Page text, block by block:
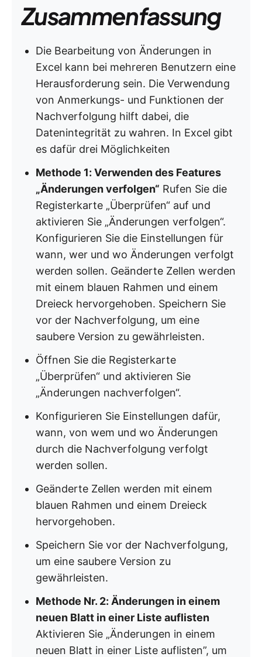
Zusammenfassung
Die Bearbeitung von Änderungen in
Excel kann bei mehreren Benutzern eine
Herausforderung sein. Die Verwendung
von Anmerkungs- und Funktionen der
Nachverfolgung hilft dabei, die
Datenintegrität zu wahren. In Excel gibt
es dafür drei Möglichkeiten
Methode 1: Verwenden des Features
„Änderungen verfolgen“ Rufen Sie die
Registerkarte „Überprüfen“ auf und
aktivieren Sie „Änderungen verfolgen“.
Konfigurieren Sie die Einstellungen für
wann, wer und wo Änderungen verfolgt
werden sollen. Geänderte Zellen werden
mit einem blauen Rahmen und einem
Dreieck hervorgehoben. Speichern Sie
vor der Nachverfolgung, um eine
saubere Version zu gewährleisten.
Öffnen Sie die Registerkarte
„Überprüfen“ und aktivieren Sie
„Änderungen nachverfolgen“.
Konfigurieren Sie Einstellungen dafür,
wann, von wem und wo Änderungen
durch die Nachverfolgung verfolgt
werden sollen.
Geänderte Zellen werden mit einem
blauen Rahmen und einem Dreieck
hervorgehoben.
Speichern Sie vor der Nachverfolgung,
um eine saubere Version zu
gewährleisten.
Methode Nr. 2: Änderungen in einem
neuen Blatt in einer Liste auflisten
Aktivieren Sie „Änderungen in einem
neuen Blatt in einer Liste auflisten”, um